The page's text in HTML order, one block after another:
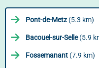
Pont-de-Metz (5.3 km)
Bacouel-sur-Selle(5.9
Fossemanant (7.9 km)